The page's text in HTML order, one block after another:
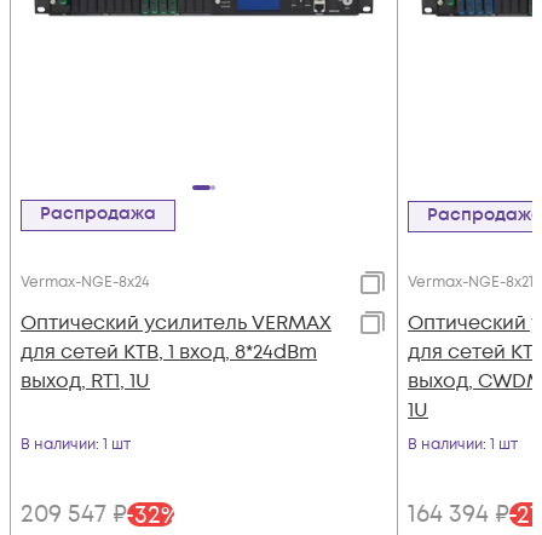
Распродажа
Vermax-NGE-8x24
Оптический усилитель VERMAX
для сетей КТВ, 1 вход, 8*24dBm
выход, RT1, 1U
В наличии: 1 шт
209 547 ₽-32%
Распродажа
Vermax-NGE-8x21
Оптический
для сетей
выход, CWDM
1U
В наличии: 1 шт
164 394 ₽-27